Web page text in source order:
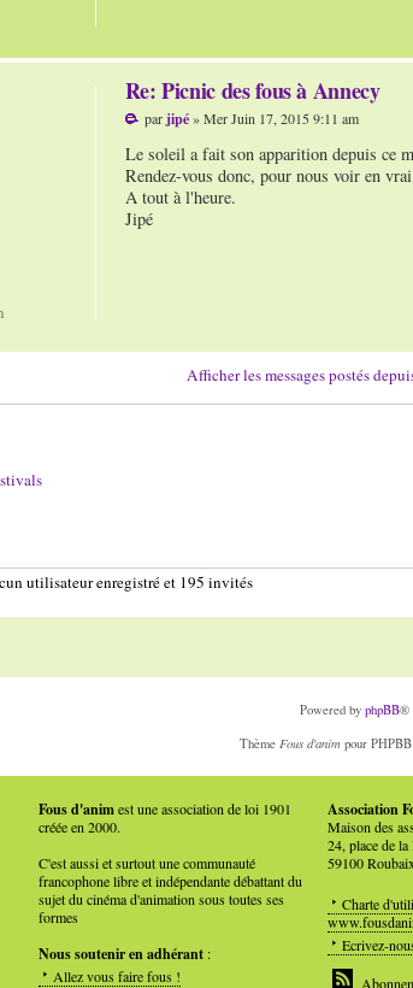
Re: Picnic des fous à Annecy
parjipé» Mer Juin 17, 2015 9:11 am
Le soleil a fait son apparition depuis ce
Rendez-vous donc, pour nous voir en
A tout à l'heure.
Jipé
Afficher les messages postés
utilisateur enregistré et 195 invités
Powered by phpBB®
Thème Fous d'anim pour
Fous d'animest une association de loi 1901
créée en 2000.
C'est aussi et surtout une communauté
francophone libre et indépendante débattant du
sujet du cinéma d'animation sous toutes ses
formes
Nous soutenir en adhérant:
Allez vous faire fous !
Association
Maison des
24, place de la
59100 Roubaix
Charte
Ecrivez-